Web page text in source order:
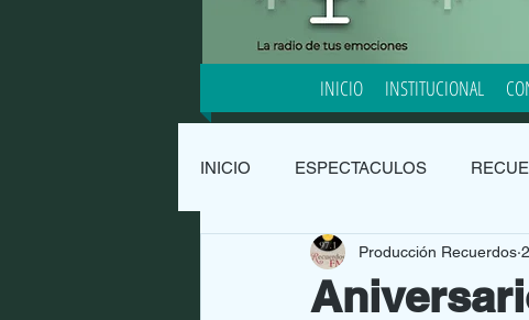
INICIO INSTITUCIONAL
INICIO ESPECTACULOS
GRANDES ARTISTAS NUEVAS
Producción Recuerdos